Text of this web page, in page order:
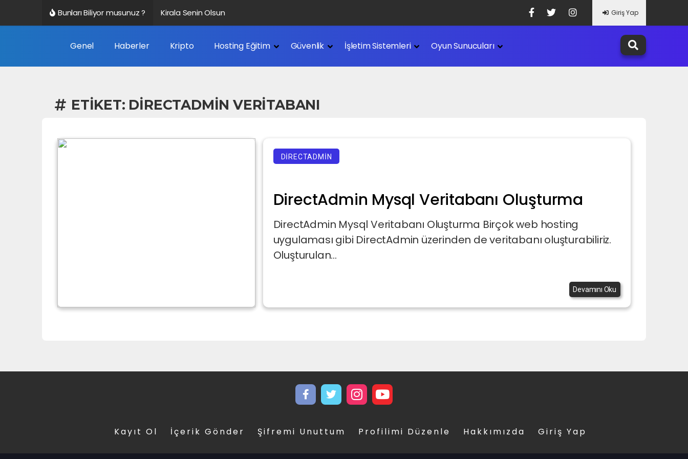
Bunları Biliyor musunuz ? Kirala Senin Olsun Giriş Yap
Genel Haberler Kripto Hosting Eğitim Güvenlik İşletim Sistemleri Oyun Sunucuları
ETIKET: DIRECTADMIN VERITABANI
DIRECTADMIN
DirectAdmin Mysql Veritabanı Oluşturma
DirectAdmin Mysql Veritabanı Oluşturma Birçok web hosting
uygulaması gibi DirectAdmin üzerinden de veritabanı oluşturabiliriz.
Oluşturulan...
Devamını Oku
Kayıt Ol İçerik Gönder Şifremi Unuttum Profilimi Düzenle Hakkımızda Giriş Yap